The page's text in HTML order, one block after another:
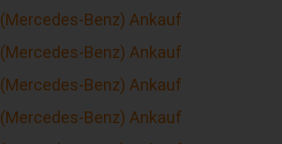
(Mercedes-Benz) Ankauf
(Mercedes-Benz) Ankauf
(Mercedes-Benz) Ankauf
(Mercedes-Benz) Ankauf